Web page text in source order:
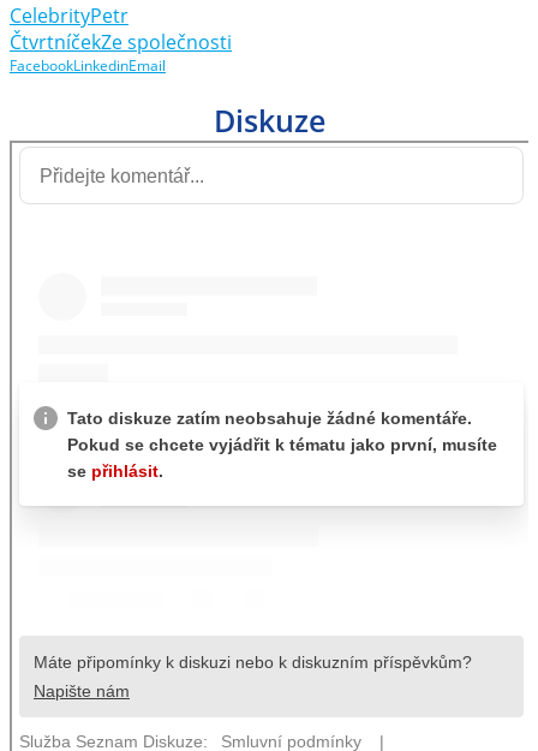
CelebrityPetr
ČtvrtníčekZe společnosti
FacebookLinkedinEmail
Diskuze